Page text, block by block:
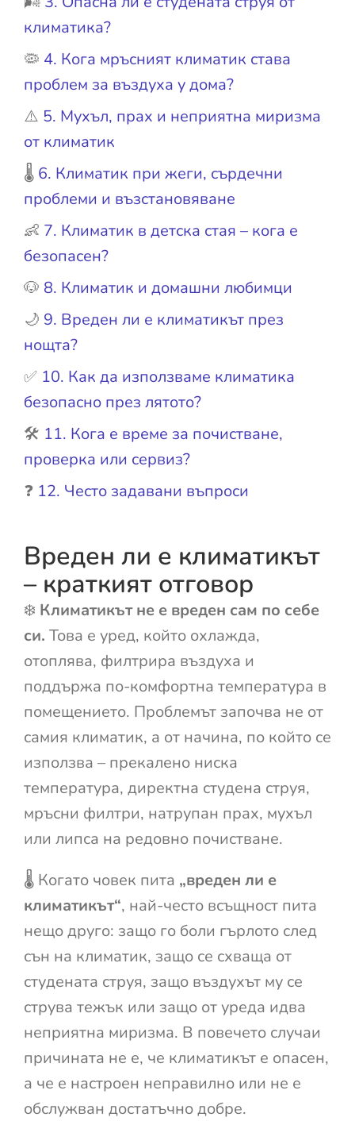
климатика?
🦠 4. Кога мръсният климатик става
проблем за въздуха у дома?
⚠️ 5. Мухъл, прах и неприятна миризма
от климатик
🌡️ 6. Климатик при жеги, сърдечни
проблеми и възстановяване
👶 7. Климатик в детска стая – кога е
безопасен?
🐶 8. Климатик и домашни любимци
🌙 9. Вреден ли е климатикът през
нощта?
✅ 10. Как да използваме климатика
безопасно през лятото?
🛠️ 11. Кога е време за почистване,
проверка или сервиз?
❓ 12. Често задавани въпроси
Вреден ли е климатикът
– краткият отговор
❄️ Климатикът не е вреден сам по себе
си. Това е уред, който охлажда,
отоплява, филтрира въздуха и
поддържа по-комфортна температура в
помещението. Проблемът започва не от
самия климатик, а от начина, по който се
използва – прекалено ниска
температура, директна студена струя,
мръсни филтри, натрупан прах, мухъл
или липса на редовно почистване.
🌡️ Когато човек пита „вреден ли е
климатикът“, най-често всъщност пита
нещо друго: защо го боли гърлото след
сън на климатик, защо се схваща от
студената струя, защо въздухът му се
струва тежък или защо от уреда идва
неприятна миризма. В повечето случаи
причината не е, че климатикът е опасен,
а че е настроен неправилно или не е
обслужван достатъчно добре.